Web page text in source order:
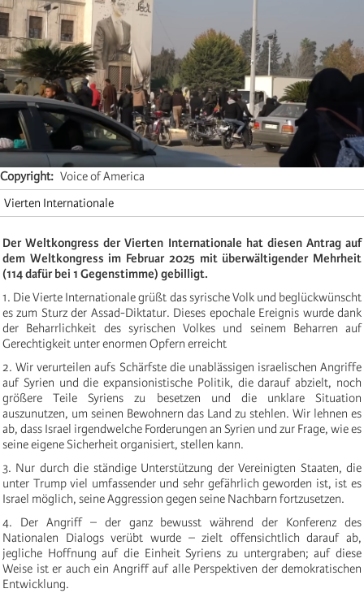
Copyright
Voice of America
Vierten Internationale
Der Weltkongress der Vierten Internationale hat diesen Antrag auf
dem Weltkongress im Februar 2025 mit überwältigender Mehrheit
(114 dafür bei 1 Gegenstimme) gebilligt.
1. Die Vierte Internationale grüßt das syrische Volk und beglückwünscht
es zum Sturz der Assad-Diktatur. Dieses epochale Ereignis wurde dank
der Beharrlichkeit des syrischen Volkes und seinem Beharren auf
Gerechtigkeit unter enormen Opfern erreicht
2. Wir verurteilen aufs Schärfste die unablässigen israelischen Angriffe
auf Syrien und die expansionistische Politik, die darauf abzielt, noch
größere Teile Syriens zu besetzen und die unklare Situation
auszunutzen, um seinen Bewohnern das Land zu stehlen. Wir lehnen es
ab, dass Israel irgendwelche Forderungen an Syrien und zur Frage, wie es
seine eigene Sicherheit organisiert, stellen kann.
3. Nur durch die ständige Unterstützung der Vereinigten Staaten, die
unter Trump viel umfassender und sehr gefährlich geworden ist, ist es
Israel möglich, seine Aggression gegen seine Nachbarn fortzusetzen.
4. Der Angriff – der ganz bewusst während der Konferenz des
Nationalen Dialogs verübt wurde – zielt offensichtlich darauf ab,
jegliche Hoffnung auf die Einheit Syriens zu untergraben; auf diese
Weise ist er auch ein Angriff auf alle Perspektiven der demokratischen
Entwicklung.